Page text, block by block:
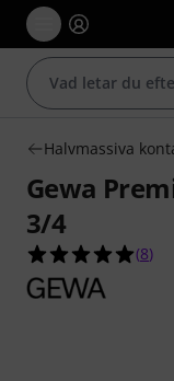
Halvmassiva
Gewa
3/4
5.0
(8)